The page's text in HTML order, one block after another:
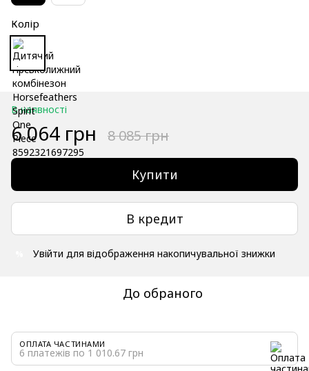
Колір
В наявності
6 064 грн 8 085 грн
Купити
В кредит
Увійти для відображення накопичувальної знижки
До обраного
ОПЛАТА ЧАСТИНАМИ
6 платежів по 1 010.67 грн